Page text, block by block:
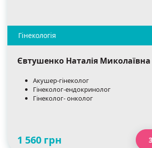
Євтушенко Наталія Миколаївна
Акушер-гінеколог
Гінеколог-ендокринолог
Гінеколог- онколог
1 560 грн